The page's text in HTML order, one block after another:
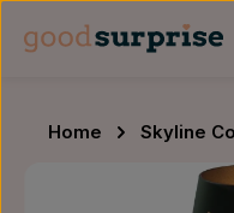
Zum Hauptinhalt springen
Home Skyline
Bildergalerie überspringen